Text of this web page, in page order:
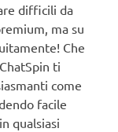
difficili da
ma su
Che
ti
come
facile
qualsiasi